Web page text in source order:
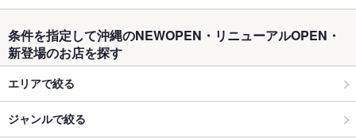
条件を指定して沖縄のNEWOPEN・リニューアルOPEN・
新登場のお店を探す
エリアで絞る
ジャンルで絞る